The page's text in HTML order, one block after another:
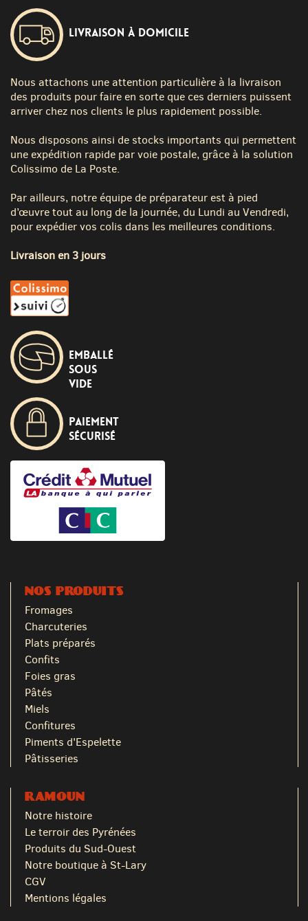
Livraison à domicile
Nous attachons une attention particulière à la livraison
des produits pour faire en sorte que ces derniers puissent
arriver chez nos clients le plus rapidement possible.
Nous disposons ainsi de stocks importants qui permettent
une expédition rapide par voie postale, grâce à la solution
Colissimo de La Poste.
Par ailleurs, notre équipe de préparateur est à pied
d’œuvre tout au long de la journée, du Lundi au Vendredi,
pour expédier vos colis dans les meilleures conditions.
Livraison en 3 jours
Emballé
sous
vide
Paiement
sécurisé
NOS PRODUITS
Fromages
Charcuteries
Plats préparés
Confits
Foies gras
Pâtés
Miels
Confitures
Piments d'Espelette
Pâtisseries
RAMOUN
Notre histoire
Le terroir des Pyrénées
Produits du Sud-Ouest
Notre boutique à St-Lary
CGV
Mentions légales